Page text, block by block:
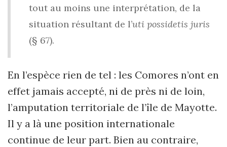
tout au moins une interprétation, de la
situation résultant de l’uti possidetis juris
(§ 67).
En l’espèce rien de tel : les Comores n’ont en
effet jamais accepté, ni de près ni de loin,
l’amputation territoriale de l’île de Mayotte.
Il y a là une position internationale
continue de leur part. Bien au contraire,